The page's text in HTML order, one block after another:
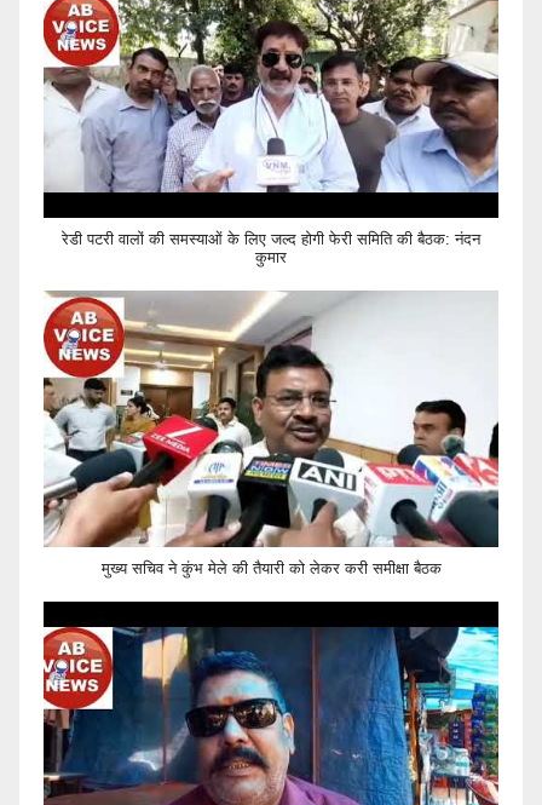
रेडी पटरी वालों की समस्याओं के लिए जल्द होगी फेरी समिति की बैठक: नंदन
कुमार
मुख्य सचिव ने कुंभ मेले की तैयारी को लेकर करी समीक्षा बैठक